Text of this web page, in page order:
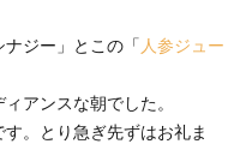
ナジー」とこの「 人参ジュー
アンスな朝でした。
。とり急ぎ先ずはお礼ま